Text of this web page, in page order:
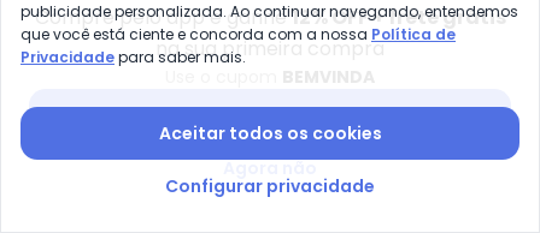
Infinita Cor - Blusa Feminina
(Azul)
INFINITA COR
R$ 99,99
Canelado (Azul)
ROVITEX
R$ 39,99R$ 99,99
-49%
Compre pelo app e ganhe12% OFF + frete grátis
na sua primeira compra
publicidade personalizada. Ao continuar navegando, entendemos
que você está ciente e concorda com a nossa Política de
Privacidadepara saber mais.
Aceitar todos os cookies
Configurar privacidade